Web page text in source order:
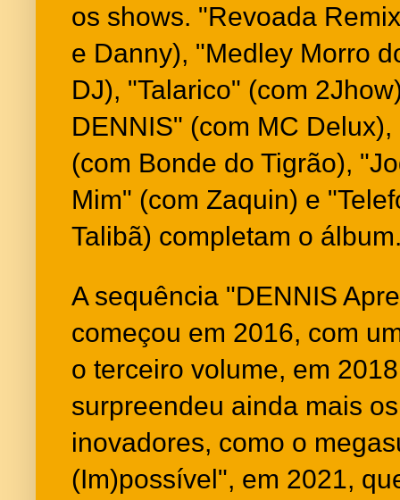
os shows. "Revoada
e Danny), "Medley Morro
DJ), "Talarico" (com
DENNIS" (com MC
(com Bonde do Tigrão),
Mim" (com Zaquin) e
Talibã) completam o
A sequência "DENNIS
começou em 2016, com
o terceiro volume, em
surpreendeu ainda mais
inovadores, como o
(Im)possível", em 2021,